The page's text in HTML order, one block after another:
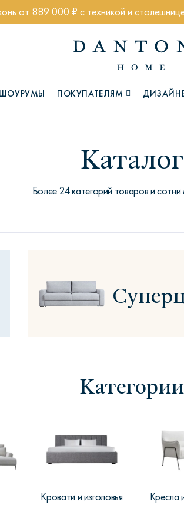
от 889 000 ₽ с техникой и
ШОУРУМЫ ПОКУПАТЕЛЯМ
Коллекции
Брутал
Каталог
Более 24 категорий товаров и
Категории
Кровати и изголовья Кресла